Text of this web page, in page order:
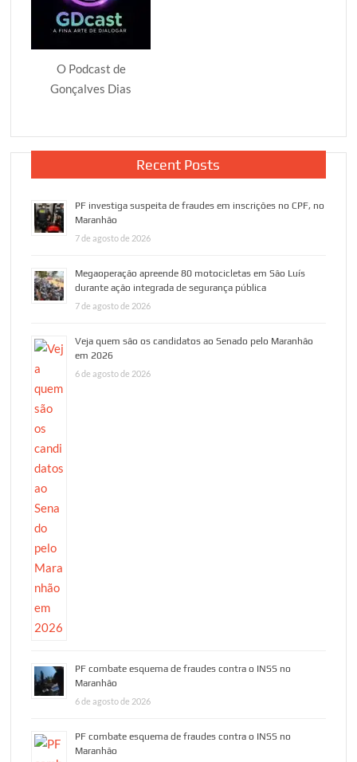
O Podcast de
Gonçalves Dias
Recent Posts
PF investiga suspeita de fraudes em inscrições no CPF, no
Maranhão
7 de agosto de 2026
Megaoperação apreende 80 motocicletas em São Luís
durante ação integrada de segurança pública
7 de agosto de 2026
Veja quem são os candidatos ao Senado pelo Maranhão
em 2026
6 de agosto de 2026
PF combate esquema de fraudes contra o INSS no
Maranhão
6 de agosto de 2026
PF combate esquema de fraudes contra o INSS no
Maranhão